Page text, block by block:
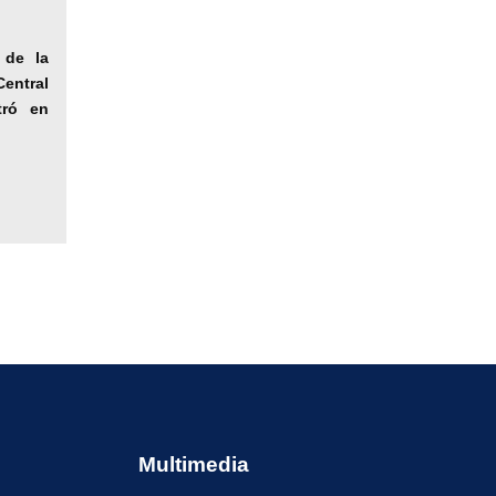
de la
en
Multimedia